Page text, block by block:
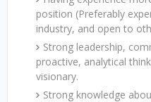
position (Preferably
industry, and open to
Strong leadership,
proactive, analytical
visionary.
Strong knowledge